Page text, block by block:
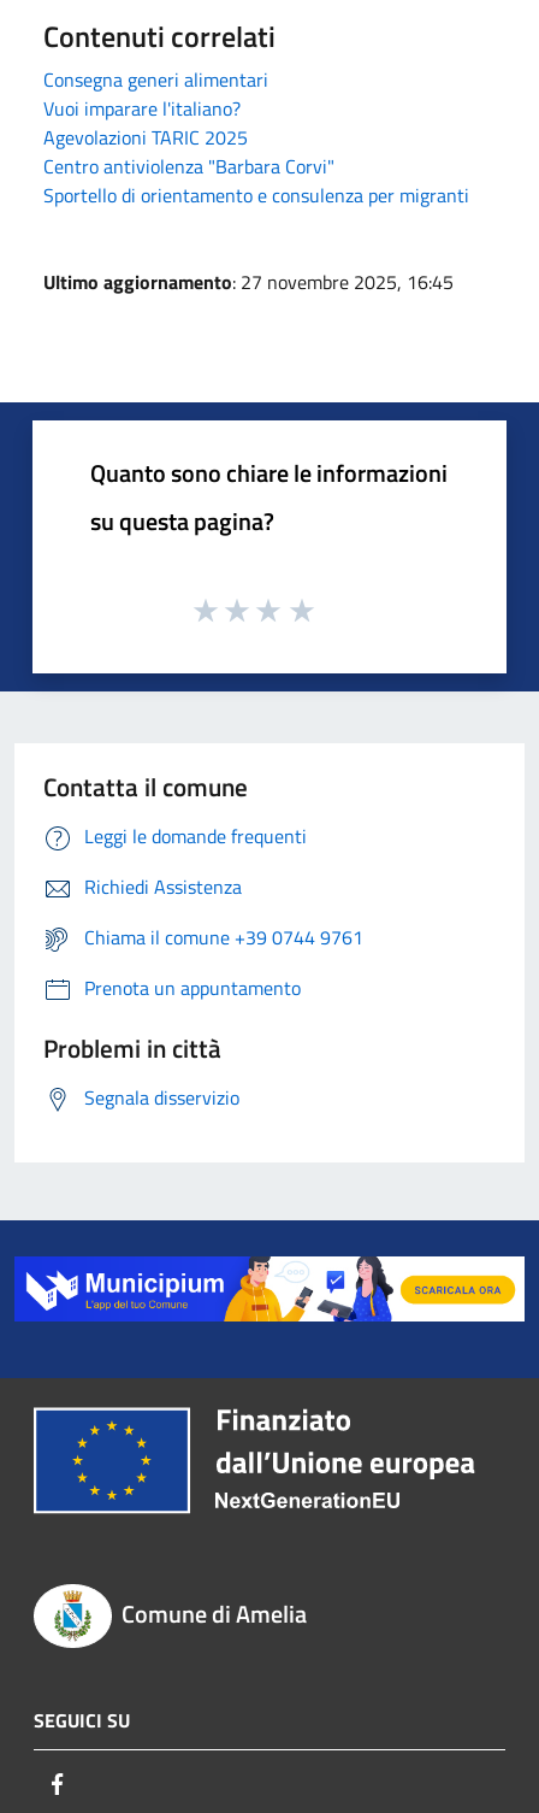
Contenuti correlati
Consegna generi alimentari
Vuoi imparare l'italiano?
Agevolazioni TARIC 2025
Centro antiviolenza "Barbara Corvi"
Sportello di orientamento e consulenza per migranti
Ultimo aggiornamento: 27 novembre 2025, 16:45
Quanto sono chiare le informazioni
su questa pagina?
Contatta il comune
Leggi le domande frequenti
Richiedi Assistenza
Chiama il comune +39 0744 9761
Prenota un appuntamento
Problemi in città
Segnala disservizio
Comune di Amelia
SEGUICI SU